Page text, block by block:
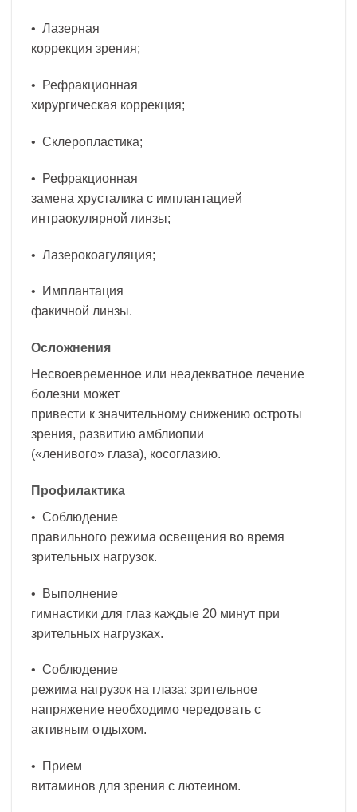
• Лазерная
коррекция зрения;
• Рефракционная
хирургическая коррекция;
• Склеропластика;
• Рефракционная
замена хрусталика с имплантацией
интраокулярной линзы;
• Лазерокоагуляция;
• Имплантация
факичной линзы.
Осложнения
Несвоевременное или неадекватное лечение
болезни может
привести к значительному снижению остроты
зрения, развитию амблиопии
(«ленивого» глаза), косоглазию.
Профилактика
• Соблюдение
правильного режима освещения во время
зрительных нагрузок.
• Выполнение
гимнастики для глаз каждые 20 минут при
зрительных нагрузках.
• Соблюдение
режима нагрузок на глаза: зрительное
напряжение необходимо чередовать с
активным отдыхом.
• Прием
витаминов для зрения с лютеином.